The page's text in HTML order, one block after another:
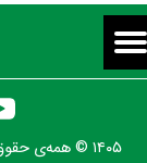
۱۴۰۵ © همه‌ی